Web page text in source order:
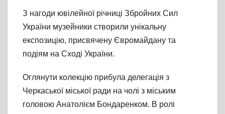
З нагоди ювілейної річниці Збройних Сил
України музейники створили унікальну
експозицію, присвячену Євромайдану та
подіям на Сході України.
Оглянути колекцію прибула делегація з
Черкаської міської ради на чолі з міським
головою Анатолієм Бондаренком. В ролі